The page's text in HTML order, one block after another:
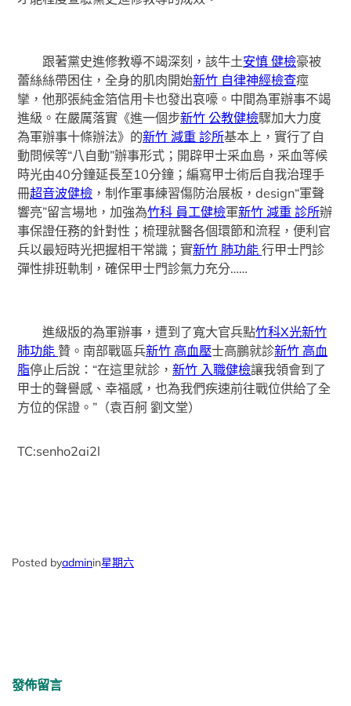
跟著黨史進修教導不竭深刻，該牛土安慎 健檢豪被
蕾絲絲帶困住，全身的肌肉開始新竹 自律神經檢查痙
攣，他那張純金箔信用卡也發出哀嚎。中間為軍辦事不竭
進級。在嚴厲落實《進一個步新竹 公教健檢驟加大力度
為軍辦事十條辦法》的新竹 減重 診所基本上，實行了自
動問候等“八自動”辦事形式；開辟甲士采血島，采血等候
時光由40分鐘延長至10分鐘；編寫甲士術后自我治理手
冊超音波健檢 ，制作軍事練習傷防治展板，design“軍聲
響亮”留言場地，加強為竹科 員工健檢軍新竹 減重 診所辦
事保證任務的針對性；梳理就醫各個環節和流程，便利官
兵以最短時光把握相干常識；實新竹 肺功能行甲士門診
彈性排班軌制，確保甲士門診氣力充分……
進級版的為軍辦事，遭到了寬大官兵點竹科X光新竹
肺功能 贊。南部戰區兵新竹 高血壓士高鵬就診新竹 高血
脂停止后說：“在這里就診，新竹 入職健檢讓我領會到了
甲士的聲譽感、幸福感，也為我們疾速前往戰位供給了全
方位的保證。”（袁百舸 劉文堂）
TC:senho2ai2l
Posted byadminin星期六
發佈留言